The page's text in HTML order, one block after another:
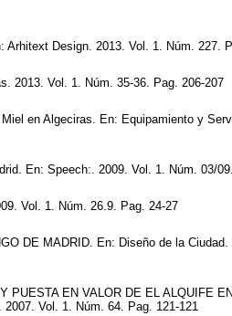
Design. 2013. Vol. 1. Núm. 227.
2013. Vol. 1. Núm. 35-36. Pag. 206-207
en Algeciras. En: Equipamiento y
En: Speech:. 2009. Vol. 1. Núm. 03/
Vol. 1. Núm. 26.9. Pag. 24-27
DE MADRID. En: Diseño de la
PUESTA EN VALOR DE EL ALQUIFE
Vol. 1. Núm. 64. Pag. 121-121